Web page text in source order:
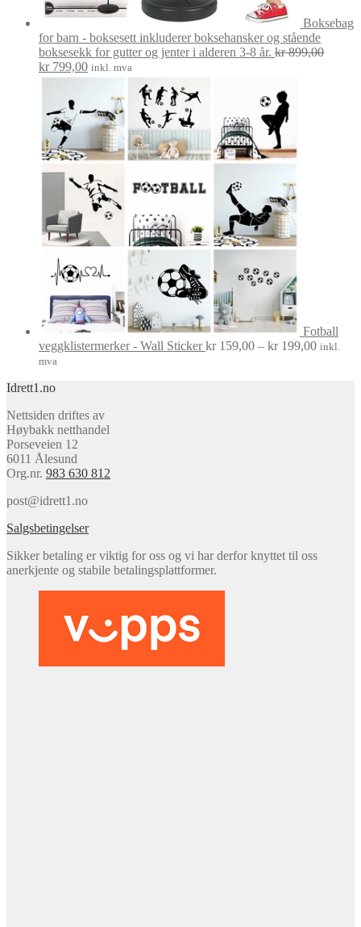
Boksebag
for barn - boksesett inkluderer boksehansker og stående
boksesekk for gutter og jenter i alderen 3-8 år. kr899,00
Opprinnelig
pris
kr 899,00.
kr799,00Nåværende
pris
kr 799,00.
inkl. mva
Fotball
veggklistermerker - Wall Sticker kr159,00 – kr199,00 inkl.
mva
Idrett1.no
Nettsiden driftes av
Høybakk netthandel
Porseveien 12
6011 Ålesund
Org.nr. 983 630 812
post@idrett1.no
Salgsbetingelser
Sikker betaling er viktig for oss og vi har derfor knyttet til oss
anerkjente og stabile betalingsplattformer.